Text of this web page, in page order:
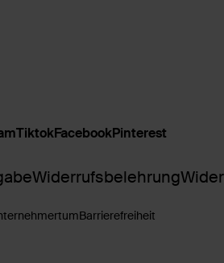
Widerrufsbelehrung
TiktokFacebookPinterest
Barrierefreiheit